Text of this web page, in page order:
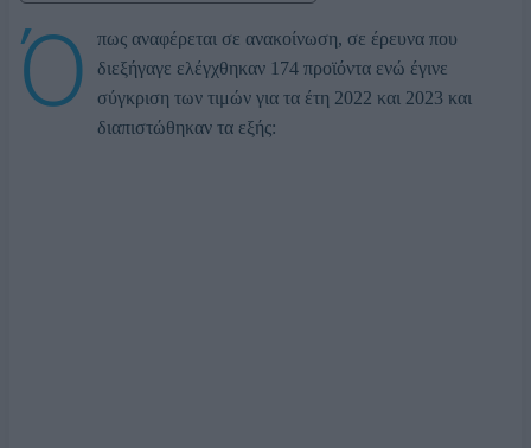
Ό
πως αναφέρεται σε ανακοίνωση, σε έρευνα που
διεξήγαγε ελέγχθηκαν 174 προϊόντα ενώ έγινε
σύγκριση των τιμών για τα έτη 2022 και 2023 και
διαπιστώθηκαν τα εξής: